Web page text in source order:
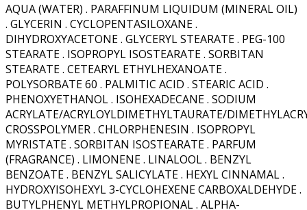
AQUA (WATER) . PARAFFINUM LIQUIDUM (MINERAL OIL)
. GLYCERIN . CYCLOPENTASILOXANE .
DIHYDROXYACETONE . GLYCERYL STEARATE . PEG-100
STEARATE . ISOPROPYL ISOSTEARATE . SORBITAN
STEARATE . CETEARYL ETHYLHEXANOATE .
POLYSORBATE 60 . PALMITIC ACID . STEARIC ACID .
PHENOXYETHANOL . ISOHEXADECANE . SODIUM
ACRYLATE/ACRYLOYLDIMETHYLTAURATE/
CROSSPOLYMER . CHLORPHENESIN . ISOPROPYL
MYRISTATE . SORBITAN ISOSTEARATE . PARFUM
(FRAGRANCE) . LIMONENE . LINALOOL . BENZYL
BENZOATE . BENZYL SALICYLATE . HEXYL CINNAMAL .
HYDROXYISOHEXYL 3-CYCLOHEXENE CARBOXALDEHYDE .
BUTYLPHENYL METHYLPROPIONAL . ALPHA-